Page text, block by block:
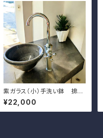
紫ガラス（小）手洗い鉢 排水
金具付き
¥22,000